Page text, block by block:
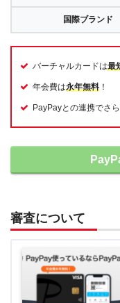
国際ブランド
バーチャルカードは最
年会費は永年無料 ！
PayPayとの連携でさ
審査について